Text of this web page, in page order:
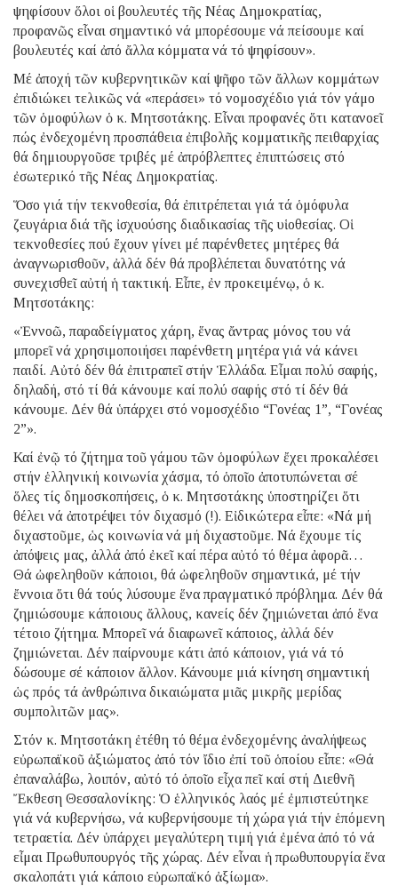
ψηφίσουν ὅλοι οἱ βουλευτές τῆς Νέας Δημοκρατίας,
προφανῶς εἶναι σημαντικό νά μπορέσουμε νά πείσουμε καί
βουλευτές καί ἀπό ἄλλα κόμματα νά τό ψηφίσουν».
Μέ ἀποχή τῶν κυβερνητικῶν καί ψῆφο τῶν ἄλλων κομμάτων
ἐπιδιώκει τελικῶς νά «περάσει» τό νομοσχέδιο γιά τόν γάμο
τῶν ὁμοφύλων ὁ κ. Μητσοτάκης. Εἶναι προφανές ὅτι κατανοεῖ
πώς ἐνδεχομένη προσπάθεια ἐπιβολῆς κομματικῆς πειθαρχίας
θά δημιουργοῦσε τριβές μέ ἀπρόβλεπτες ἐπιπτώσεις στό
ἐσωτερικό τῆς Νέας Δημοκρατίας.
Ὅσο γιά τήν τεκνοθεσία, θά ἐπιτρέπεται γιά τά ὁμόφυλα
ζευγάρια διά τῆς ἰσχυούσης διαδικασίας τῆς υἱοθεσίας. Οἱ
τεκνοθεσίες πού ἔχουν γίνει μέ παρένθετες μητέρες θά
ἀναγνωρισθοῦν, ἀλλά δέν θά προβλέπεται δυνατότης νά
συνεχισθεῖ αὐτή ἡ τακτική. Εἶπε, ἐν προκειμένῳ, ὁ κ.
Μητσοτάκης:
«Ἐννοῶ, παραδείγματος χάρη, ἕνας ἄντρας μόνος του νά
μπορεῖ νά χρησιμοποιήσει παρένθετη μητέρα γιά νά κάνει
παιδί. Αὐτό δέν θά ἐπιτραπεῖ στήν Ἑλλάδα. Εἶμαι πολύ σαφής,
δηλαδή, στό τί θά κάνουμε καί πολύ σαφής στό τί δέν θά
κάνουμε. Δέν θά ὑπάρχει στό νομοσχέδιο “Γονέας 1”, “Γονέας
2”».
Καί ἐνῷ τό ζήτημα τοῦ γάμου τῶν ὁμοφύλων ἔχει προκαλέσει
στήν ἑλληνική κοινωνία χάσμα, τό ὁποῖο ἀποτυπώνεται σέ
ὅλες τίς δημοσκοπήσεις, ὁ κ. Μητσοτάκης ὑποστηρίζει ὅτι
θέλει νά ἀποτρέψει τόν διχασμό (!). Εἰδικώτερα εἶπε: «Νά μή
διχαστοῦμε, ὡς κοινωνία νά μή διχαστοῦμε. Νά ἔχουμε τίς
ἀπόψεις μας, ἀλλά ἀπό ἐκεῖ καί πέρα αὐτό τό θέμα ἀφορᾶ…
Θά ὠφεληθοῦν κάποιοι, θά ὠφεληθοῦν σημαντικά, μέ τήν
ἔννοια ὅτι θά τούς λύσουμε ἕνα πραγματικό πρόβλημα. Δέν θά
ζημιώσουμε κάποιους ἄλλους, κανείς δέν ζημιώνεται ἀπό ἕνα
τέτοιο ζήτημα. Μπορεῖ νά διαφωνεῖ κάποιος, ἀλλά δέν
ζημιώνεται. Δέν παίρνουμε κάτι ἀπό κάποιον, γιά νά τό
δώσουμε σέ κάποιον ἄλλον. Κάνουμε μιά κίνηση σημαντική
ὡς πρός τά ἀνθρώπινα δικαιώματα μιᾶς μικρῆς μερίδας
συμπολιτῶν μας».
Στόν κ. Μητσοτάκη ἐτέθη τό θέμα ἐνδεχομένης ἀναλήψεως
εὐρωπαϊκοῦ ἀξιώματος ἀπό τόν ἴδιο ἐπί τοῦ ὁποίου εἶπε: «Θά
ἐπαναλάβω, λοιπόν, αὐτό τό ὁποῖο εἶχα πεῖ καί στή Διεθνῆ
Ἔκθεση Θεσσαλονίκης: Ὁ ἑλληνικός λαός μέ ἐμπιστεύτηκε
γιά νά κυβερνήσω, νά κυβερνήσουμε τή χώρα γιά τήν ἑπόμενη
τετραετία. Δέν ὑπάρχει μεγαλύτερη τιμή γιά ἐμένα ἀπό τό νά
εἶμαι Πρωθυπουργός τῆς χώρας. Δέν εἶναι ἡ πρωθυπουργία ἕνα
σκαλοπάτι γιά κάποιο εὐρωπαϊκό ἀξίωμα».